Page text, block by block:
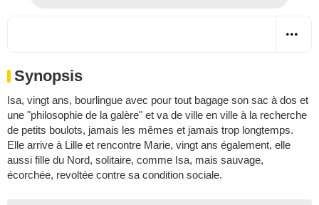
Synopsis
Isa, vingt ans, bourlingue avec pour tout bagage son sac à dos et
une "philosophie de la galère" et va de ville en ville à la recherche
de petits boulots, jamais les mêmes et jamais trop longtemps.
Elle arrive à Lille et rencontre Marie, vingt ans également, elle
aussi fille du Nord, solitaire, comme Isa, mais sauvage,
écorchée, revoltée contre sa condition sociale.